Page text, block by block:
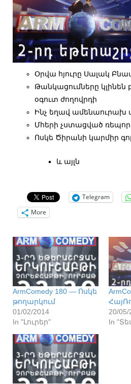
Օրվա հյուրը Սալակ
Թանկացումները
օգուտ ժողովրդի
Ինչ եղավ ամենաուրախ
Մհերի չստացված
Ոսկե Ծիրանի կարմիր
և այլն
Telegram
More
ArmComedy 180 — Ոսկե
թողարկում
01/02/2014
In "Լուրեր"
20/05/
In